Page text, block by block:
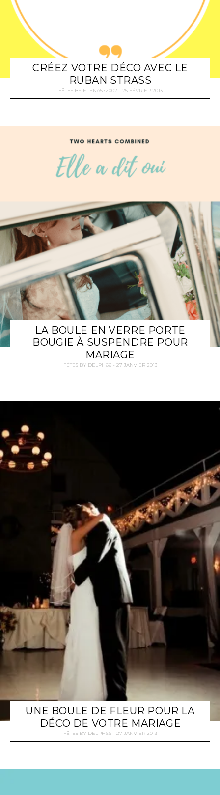
CRÉEZ VOTRE DÉCO AVEC LE
RUBAN STRASS
FÊTESBY ELENA572002 25 FÉVRIER 2013
LA BOULE EN VERRE PORTE
BOUGIE À SUSPENDRE POUR
MARIAGE
FÊTES BY DELPH66 27 JANVIER 2013
UNE BOULE DE FLEUR POUR LA
DÉCO DE VOTRE MARIAGE
FÊTES BY DELPH66 27 JANVIER 2013